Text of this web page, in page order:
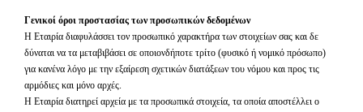
Γενικοί όροι προστασίας των προσωπικών δεδομένων
Η Εταιρία διαφυλάσσει τον προσωπικό χαρακτήρα των στοιχείων σας και δε
δύναται να τα μεταβιβάσει σε οποιονδήποτε τρίτο (φυσικό ή νομικό πρόσωπο)
για κανένα λόγο με την εξαίρεση σχετικών διατάξεων του νόμου και προς τις
αρμόδιες και μόνο αρχές.
Η Εταιρία διατηρεί αρχεία με τα προσωπικά στοιχεία, τα οποία αποστέλλει ο